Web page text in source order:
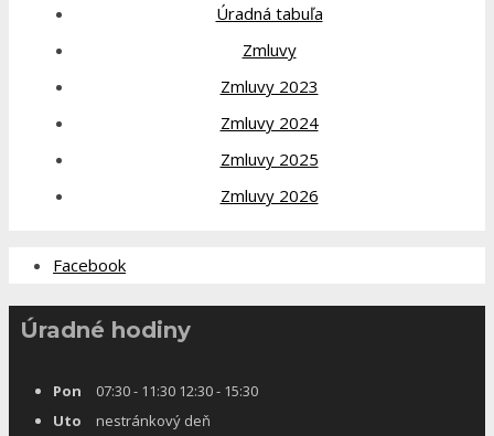
Úradná tabuľa
Zmluvy
Zmluvy 2023
Zmluvy 2024
Zmluvy 2025
Zmluvy 2026
Facebook
Úradné hodiny
Pon 07:30 - 11:30 12:30 - 15:30
Uto nestránkový deň